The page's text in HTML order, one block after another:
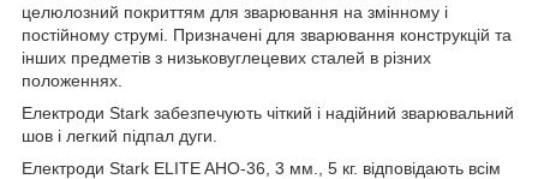
целюлозний покриттям для зварювання на змінному і
постійному струмі. Призначені для зварювання конструкцій та
інших предметів з низьковуглецевих сталей в різних
положеннях.
Електроди Stark забезпечують чіткий і надійний зварювальний
шов і легкий підпал дуги.
Електроди Stark ELITE AHO-36, 3 мм., 5 кг. відповідають всім